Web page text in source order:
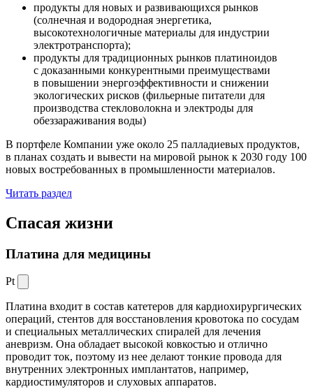
продукты для новых и развивающихся рынков
(солнечная и водородная энергетика,
высокотехнологичные материалы для индустрии
электротранспорта);
продукты для традиционных рынков платиноидов
с доказанными конкурентными преимуществами
в повышении энергоэффективности и снижении
экологических рисков (фильерные питатели для
производства стекловолокна и электроды для
обеззараживания воды)
В портфеле Компании уже около 25 палладиевых продуктов,
в планах создать и вывести на мировой рынок к 2030 году 100
новых востребованных в промышленности материалов.
Читать раздел
Спасая жизни
Платина для медицины
Pt
Платина входит в состав катетеров для кардиохирургических
операций, стентов для восстановления кровотока по сосудам
и специальных металлических спиралей для лечения
аневризм. Она обладает высокой ковкостью и отлично
проводит ток, поэтому из нее делают тонкие провода для
внутренних электронных имплантатов, например,
кардиостимуляторов и слуховых аппаратов.